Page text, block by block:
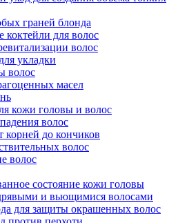
граней блонда
коктейли для волос
волос
укладки
волос
масел
кожи головы и волос
волос
корней до кончиков
волос
волос
состояние кожи головы
и вьющимися волосами
для защиты окрашенных волос